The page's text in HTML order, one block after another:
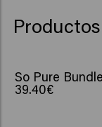
So Pure
39.40€